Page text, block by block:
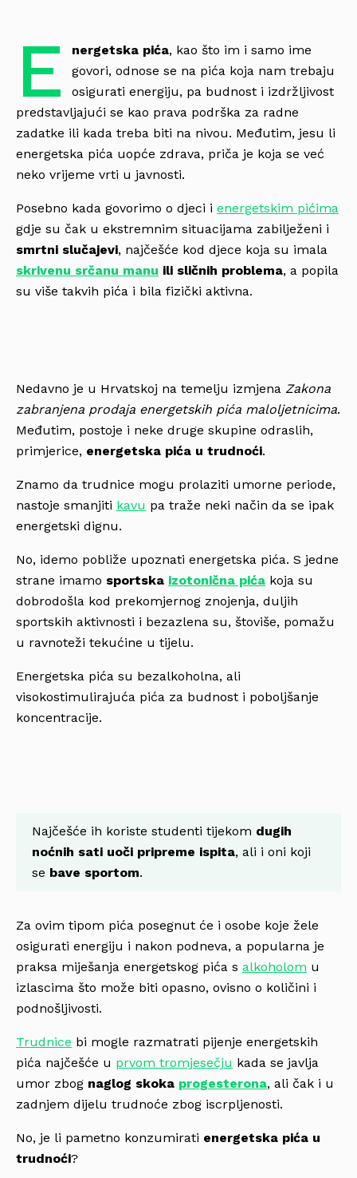
E nergetska pića, kao što im i samo ime
govori, odnose se na pića koja nam trebaju
osigurati energiju, pa budnost i izdržljivost
predstavljajući se kao prava podrška za radne
zadatke ili kada treba biti na nivou. Međutim, jesu li
energetska pića uopće zdrava, priča je koja se već
neko vrijeme vrti u javnosti.
Posebno kada govorimo o djeci i energetskim pićima
gdje su čak u ekstremnim situacijama zabilježeni i
smrtni slučajevi, najčešće kod djece koja su imala
skrivenu srčanu manu ili sličnih problema, a popila
su više takvih pića i bila fizički aktivna.
Nedavno je u Hrvatskoj na temelju izmjena Zakona
zabranjena prodaja energetskih pića maloljetnicima.
Međutim, postoje i neke druge skupine odraslih,
primjerice, energetska pića u trudnoći.
Znamo da trudnice mogu prolaziti umorne periode,
nastoje smanjiti kavu pa traže neki način da se ipak
energetski dignu.
No, idemo pobliže upoznati energetska pića. S jedne
strane imamo sportska izotonična pića koja su
dobrodošla kod prekomjernog znojenja, duljih
sportskih aktivnosti i bezazlena su, štoviše, pomažu
u ravnoteži tekućine u tijelu.
Energetska pića su bezalkoholna, ali
visokostimulirajuća pića za budnost i poboljšanje
koncentracije.
Najčešće ih koriste studenti tijekom dugih
noćnih sati uoči pripreme ispita, ali i oni koji
se bave sportom.
Za ovim tipom pića posegnut će i osobe koje žele
osigurati energiju i nakon podneva, a popularna je
praksa miješanja energetskog pića s alkoholom u
izlascima što može biti opasno, ovisno o količini i
podnošljivosti.
Trudnice bi mogle razmatrati pijenje energetskih
pića najčešće u prvom tromjesečju kada se javlja
umor zbog naglog skoka progesterona, ali čak i u
zadnjem dijelu trudnoće zbog iscrpljenosti.
No, je li pametno konzumirati energetska pića u
trudnoći?